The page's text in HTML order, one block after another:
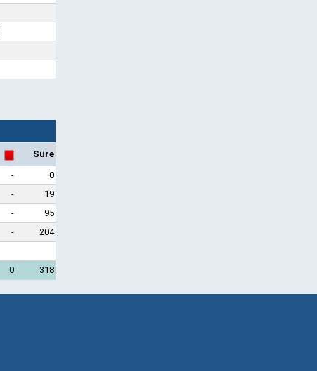
Süre
-
0
-
19
-
95
-
204
0 318